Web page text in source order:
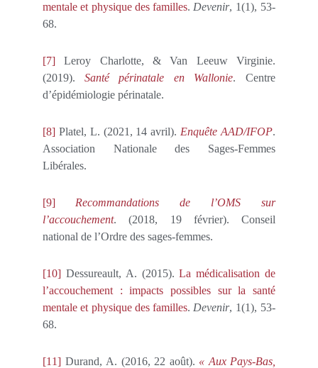
mentale et physique des familles. Devenir, 1(1), 53-
68.
[7] Leroy Charlotte, & Van Leeuw Virginie.
(2019).
Santé périnatale en Wallonie. Centre
d’épidémiologie périnatale.
[8] Platel, L. (2021, 14 avril). Enquête AAD/IFOP.
Association Nationale des Sages-Femmes
Libérales.
[9]
Recommandations de l’OMS sur
l’accouchement. (2018, 19 février). Conseil
national de l’Ordre des sages-femmes.
[10] Dessureault, A. (2015). La médicalisation de
l’accouchement : impacts possibles sur la santé
mentale et physique des familles. Devenir, 1(1), 53-
68.
[11] Durand, A. (2016, 22 août). « Aux Pays-Bas,